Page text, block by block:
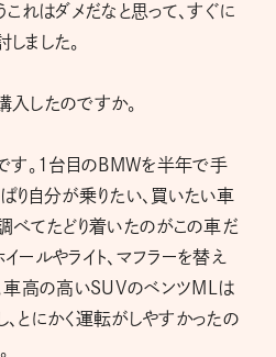
れはダメだなと思って、すぐに
ました。
したのですか。
す。1台目のBMWを半年で手
り自分が乗りたい、買いたい車
べてたどり着いたのがこの車だ
ールやライト、マフラーを替え
。車高の高いSUVのベンツMLは
とにかく運転がしやすかったの